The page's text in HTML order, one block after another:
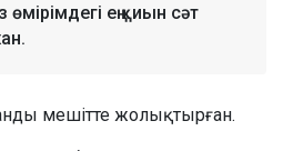
ең қиын сәт
мешітте жолықтырған.